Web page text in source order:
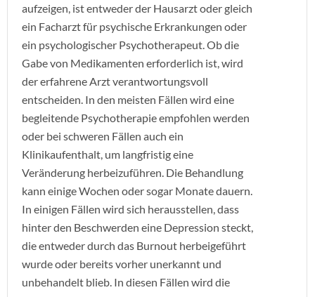
aufzeigen, ist entweder der Hausarzt oder gleich
ein Facharzt für psychische Erkrankungen oder
ein psychologischer Psychotherapeut. Ob die
Gabe von Medikamenten erforderlich ist, wird
der erfahrene Arzt verantwortungsvoll
entscheiden. In den meisten Fällen wird eine
begleitende Psychotherapie empfohlen werden
oder bei schweren Fällen auch ein
Klinikaufenthalt, um langfristig eine
Veränderung herbeizuführen. Die Behandlung
kann einige Wochen oder sogar Monate dauern.
In einigen Fällen wird sich herausstellen, dass
hinter den Beschwerden eine Depression steckt,
die entweder durch das Burnout herbeigeführt
wurde oder bereits vorher unerkannt und
unbehandelt blieb. In diesen Fällen wird die